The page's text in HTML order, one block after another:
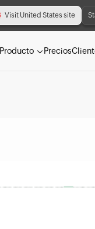
Visit United States site
Producto Precios